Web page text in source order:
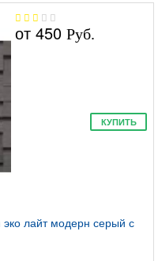
от450 Руб.
КУПИТЬ
лайт модерн серый с